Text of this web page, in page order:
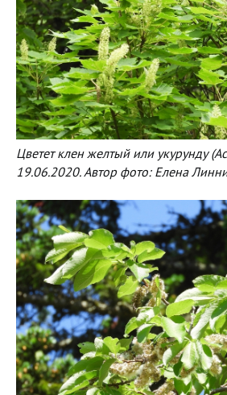
Цветет клен желтый или укурунду
19.06.2020. Автор фото: Елена